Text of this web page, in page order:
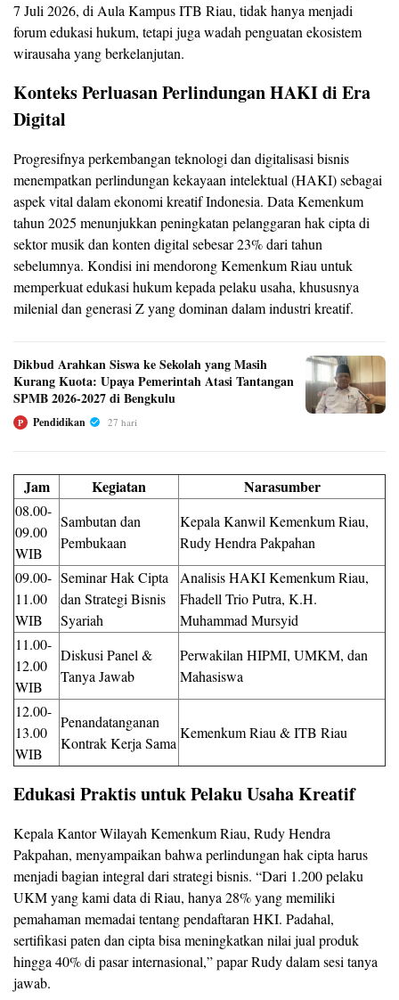
7 Juli 2026, di Aula Kampus ITB Riau, tidak hanya menjadi
forum edukasi hukum, tetapi juga wadah penguatan ekosistem
wirausaha yang berkelanjutan.
Konteks Perluasan Perlindungan HAKI di Era
Digital
Progresifnya perkembangan teknologi dan digitalisasi bisnis
menempatkan perlindungan kekayaan intelektual (HAKI) sebagai
aspek vital dalam ekonomi kreatif Indonesia. Data Kemenkum
tahun 2025 menunjukkan peningkatan pelanggaran hak cipta di
sektor musik dan konten digital sebesar 23% dari tahun
sebelumnya. Kondisi ini mendorong Kemenkum Riau untuk
memperkuat edukasi hukum kepada pelaku usaha, khususnya
milenial dan generasi Z yang dominan dalam industri kreatif.
Dikbud Arahkan Siswa ke Sekolah yang Masih
Kurang Kuota: Upaya Pemerintah Atasi Tantangan
SPMB 2026-2027 di Bengkulu
P Pendidikan 27 hari
Jam Kegiatan Narasumber
08.00-
09.00
WIB
Sambutan dan
Pembukaan
Kepala Kanwil Kemenkum Riau,
Rudy Hendra Pakpahan
09.00-
11.00
WIB
Seminar Hak Cipta
dan Strategi Bisnis
Syariah
Analisis HAKI Kemenkum Riau,
Fhadell Trio Putra, K.H.
Muhammad Mursyid
11.00-
12.00
WIB
Diskusi Panel &
Tanya Jawab
Perwakilan HIPMI, UMKM, dan
Mahasiswa
12.00-
13.00
WIB
Penandatanganan
Kontrak Kerja Sama
Kemenkum Riau & ITB Riau
Edukasi Praktis untuk Pelaku Usaha Kreatif
Kepala Kantor Wilayah Kemenkum Riau, Rudy Hendra
Pakpahan, menyampaikan bahwa perlindungan hak cipta harus
menjadi bagian integral dari strategi bisnis. “Dari 1.200 pelaku
UKM yang kami data di Riau, hanya 28% yang memiliki
pemahaman memadai tentang pendaftaran HKI. Padahal,
sertifikasi paten dan cipta bisa meningkatkan nilai jual produk
hingga 40% di pasar internasional,” papar Rudy dalam sesi tanya
jawab.